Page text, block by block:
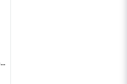
Archetto Väggfäste + Träbas Trä